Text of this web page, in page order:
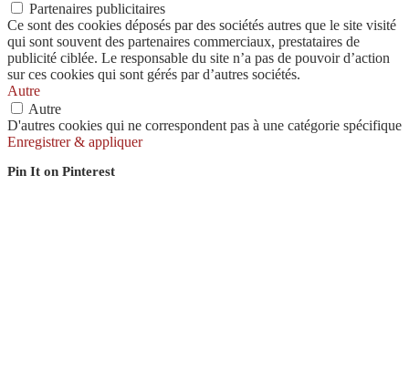
Partenaires publicitaires
Ce sont des cookies déposés par des sociétés autres que le site visité
qui sont souvent des partenaires commerciaux, prestataires de
publicité ciblée. Le responsable du site n’a pas de pouvoir d’action
sur ces cookies qui sont gérés par d’autres sociétés.
Autre
Autre
D'autres cookies qui ne correspondent pas à une catégorie spécifique
Enregistrer & appliquer
Pin It on Pinterest